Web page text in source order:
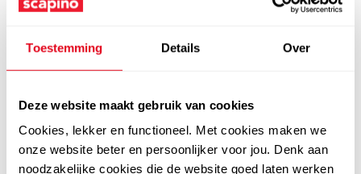
Toestemming Details Over
Deze website maakt gebruik van cookies
Cookies, lekker en functioneel. Met cookies maken we
onze website beter en persoonlijker voor jou. Denk aan
noodzakelijke cookies die de website goed laten werken